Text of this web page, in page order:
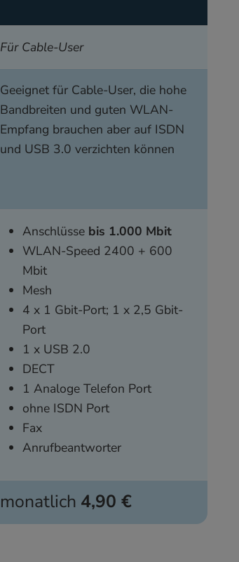
Für Cable-User
Geeignet für Cable-User, die hohe
Bandbreiten und guten WLAN-
Empfang brauchen aber auf ISDN
und USB 3.0 verzichten können
Anschlüsse bis 1.000 Mbit
WLAN-Speed 2400 + 600
Mbit
Mesh
4 x 1 Gbit-Port; 1 x 2,5 Gbit-
Port
1 x USB 2.0
DECT
1 Analoge Telefon Port
ohne ISDN Port
Fax
Anrufbeantworter
monatlich 4,90 €